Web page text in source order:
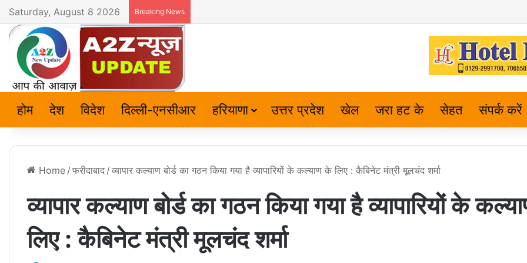
Saturday, August 8 2026 Breaking News
होम देश विदेश दिल्ली-एनसीआर हरियाणा उत्तर प्रदेश खेल जरा हट के सेहत संपर्क करें
Home / फरीदाबाद / व्यापार कल्याण बोर्ड का गठन किया गया है व्यापारियों के कल्याण के लिए : कैबिनेट मंत्री मूलचंद शर्मा
व्यापार कल्याण बोर्ड का गठन किया गया है व्यापारियों के
लिए : कैबिनेट मंत्री मूलचंद शर्मा